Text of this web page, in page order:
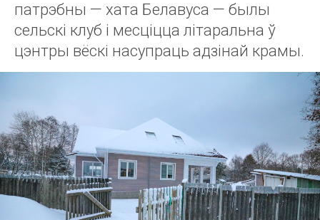
патрэбны — хата Белавуса — былы
сельскі клуб і месціцца літаральна ў
цэнтры вёскі насупраць адзінай крамы.